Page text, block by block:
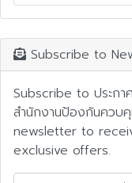
Subscribe to
Subscribe to ประกา
สำนักงานป้องกันควบ
newsletter to
exclusive offers.